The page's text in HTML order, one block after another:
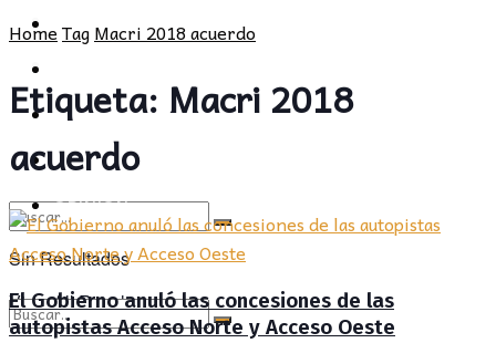
CULTURA
OPINIÓN
Sin Resultados
View All Result
PROVINCIA
SOCIEDAD
CULTURA
OPINIÓN
HomeTagMacri 2018 acuerdo
Etiqueta: Macri 2018
acuerdo
El Gobierno anuló las concesiones de las
autopistas Acceso Norte y Acceso Oeste